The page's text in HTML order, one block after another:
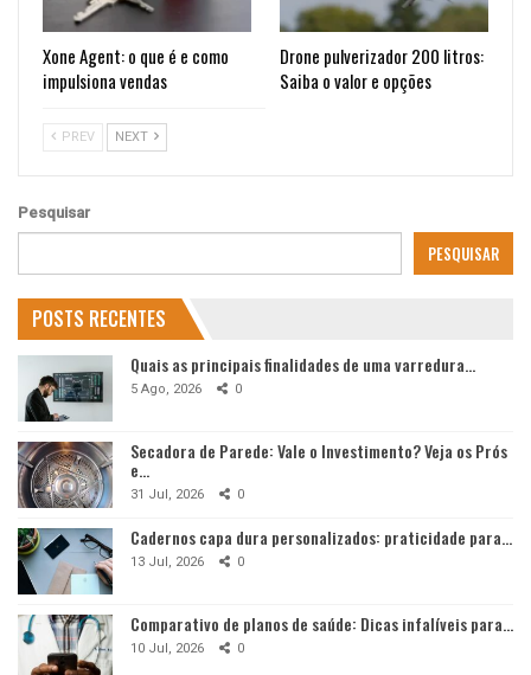
Xone Agent: o que é e como
impulsiona vendas
Drone pulverizador 200 litros:
Saiba o valor e opções
PREV NEXT
Pesquisar
PESQUISAR
POSTS RECENTES
Quais as principais finalidades de uma varredura…
5 Ago, 2026 0
Secadora de Parede: Vale o Investimento? Veja os Prós
e…
31 Jul, 2026 0
Cadernos capa dura personalizados: praticidade para…
13 Jul, 2026 0
Comparativo de planos de saúde: Dicas infalíveis para…
10 Jul, 2026 0